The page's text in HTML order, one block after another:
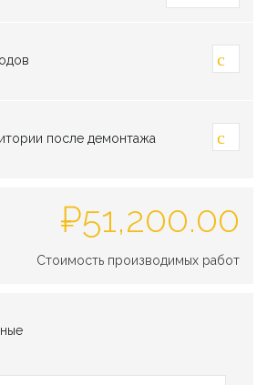
после демонтажа
₽51,200.00
Стоимость производимых работ